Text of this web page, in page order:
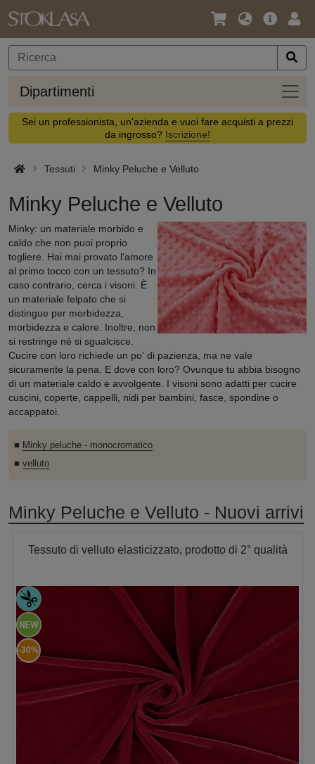
Lingua
Valuta
Offerta
Dipartimenti
Sei un professionista, un'azienda e vuoi fare acquisti a prezzi
da ingrosso? Iscrizione!
Tessuti Minky Peluche e Velluto
Minky Peluche e Velluto
Minky: un materiale morbido e
caldo che non puoi proprio
togliere. Hai mai provato l'amore
al primo tocco con un tessuto? In
caso contrario, cerca i visoni. È
un materiale felpato che si
distingue per morbidezza,
morbidezza e calore. Inoltre, non
si restringe né si sgualcisce.
Cucire con loro richiede un po' di pazienza, ma ne vale
sicuramente la pena. E dove con loro? Ovunque tu abbia bisogno
di un materiale caldo e avvolgente. I visoni sono adatti per cucire
cuscini, coperte, cappelli, nidi per bambini, fasce, spondine o
accappatoi.
■ Minky peluche - monocromatico
■ velluto
Minky Peluche e Velluto - Nuovi arrivi
Tessuto di velluto elasticizzato, prodotto di 2° qualità
-30%